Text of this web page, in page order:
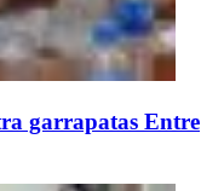
garrapatas Entre